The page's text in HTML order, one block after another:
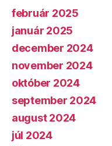
február 2025
január 2025
december 2024
november 2024
október 2024
september 2024
august 2024
júl 2024